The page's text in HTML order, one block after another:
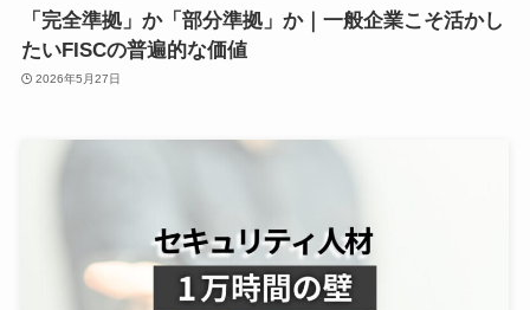
「完全準拠」か「部分準拠」か｜一般企業こそ活かし
たいFISCの普遍的な価値
2026年5月27日